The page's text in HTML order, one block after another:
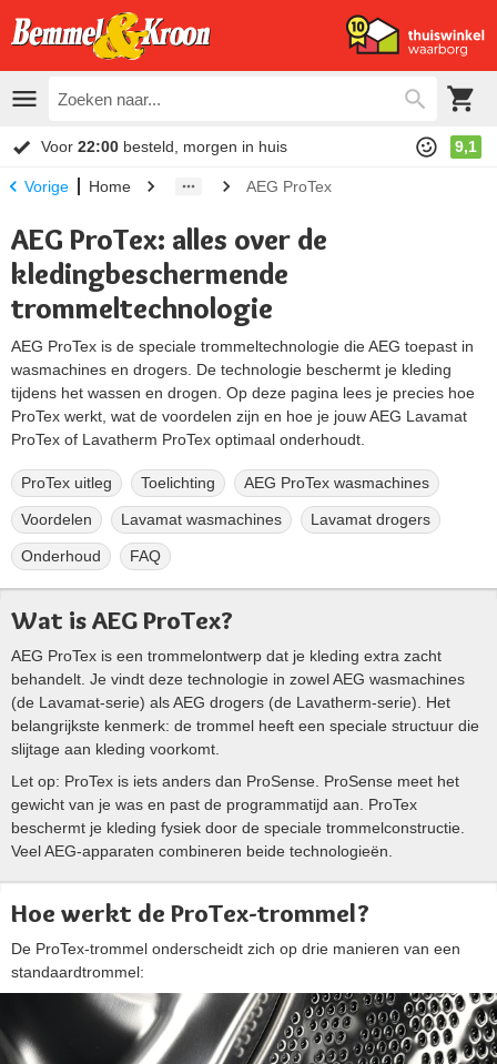
Voor 22:00 besteld, morgen in huis 9,1
Vorige Home AEG ProTex
AEG ProTex: alles over de
kledingbeschermende
trommeltechnologie
AEG ProTex is de speciale trommeltechnologie die AEG toepast in
wasmachines en drogers. De technologie beschermt je kleding
tijdens het wassen en drogen. Op deze pagina lees je precies hoe
ProTex werkt, wat de voordelen zijn en hoe je jouw AEG Lavamat
ProTex of Lavatherm ProTex optimaal onderhoudt.
ProTex uitleg Toelichting AEG ProTex wasmachines
Voordelen Lavamat wasmachines Lavamat drogers
Onderhoud FAQ
Wat is AEG ProTex?
AEG ProTex is een trommelontwerp dat je kleding extra zacht
behandelt. Je vindt deze technologie in zowel AEG wasmachines
(de Lavamat-serie) als AEG drogers (de Lavatherm-serie). Het
belangrijkste kenmerk: de trommel heeft een speciale structuur die
slijtage aan kleding voorkomt.
Let op: ProTex is iets anders dan ProSense. ProSense meet het
gewicht van je was en past de programmatijd aan. ProTex
beschermt je kleding fysiek door de speciale trommelconstructie.
Veel AEG-apparaten combineren beide technologieën.
Hoe werkt de ProTex-trommel?
De ProTex-trommel onderscheidt zich op drie manieren van een
standaardtrommel: